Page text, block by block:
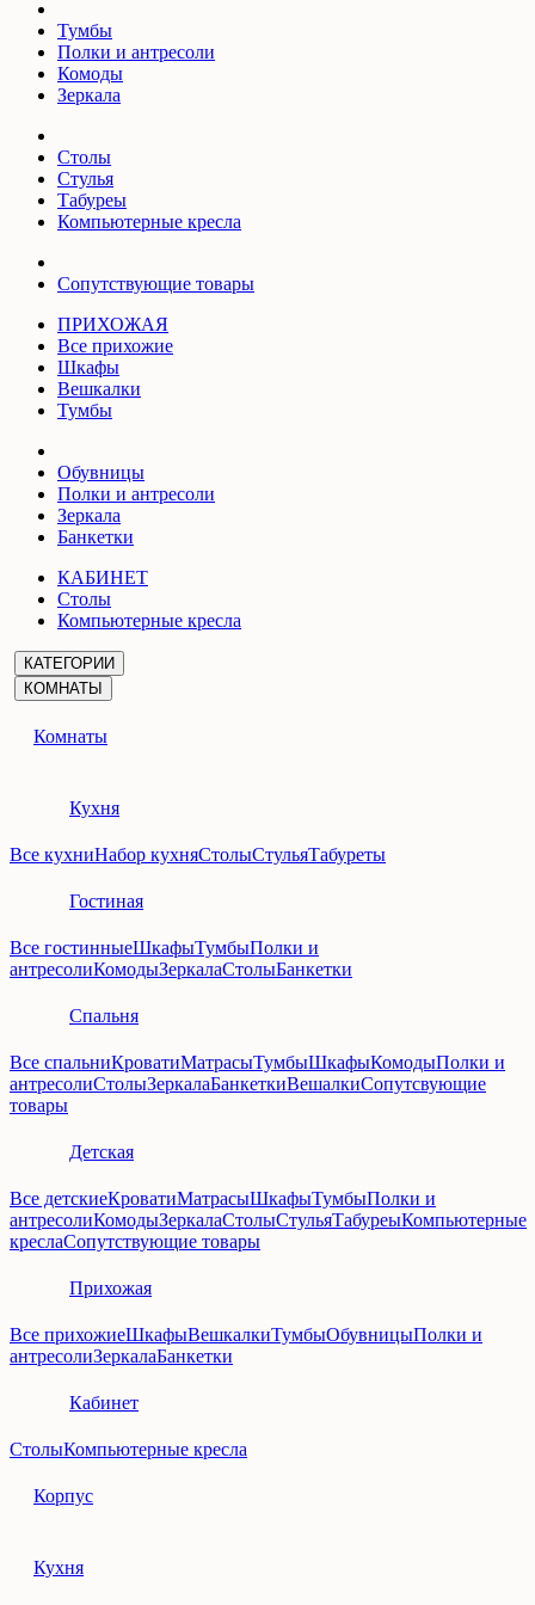
Тумбы
Полки и антресоли
Комоды
Зеркала
Столы
Стулья
Табуреы
Компьютерные кресла
Сопутствующие товары
ПРИХОЖАЯ
Все прихожие
Шкафы
Вешкалки
Тумбы
Обувницы
Полки и антресоли
Зеркала
Банкетки
КАБИНЕТ
Столы
Компьютерные кресла
КАТЕГОРИИ
КОМНАТЫ
Комнаты
Кухня
Все кухниНабор кухняСтолыСтульяТабуреты
Гостиная
Все гостинныеШкафыТумбыПолки и
антресолиКомодыЗеркалаСтолыБанкетки
Спальня
Все спальниКроватиМатрасыТумбыШкафыКомодыПолки и
антресолиСтолыЗеркалаБанкеткиВешалкиСопутсвующие
товары
Детская
Все детскиеКроватиМатрасыШкафыТумбыПолки и
антресолиКомодыЗеркалаСтолыСтульяТабуреыКомпьютерные
креслаСопутствующие товары
Прихожая
Все прихожиеШкафыВешкалкиТумбыОбувницыПолки и
антресолиЗеркалаБанкетки
Кабинет
СтолыКомпьютерные кресла
Корпус
Кухня